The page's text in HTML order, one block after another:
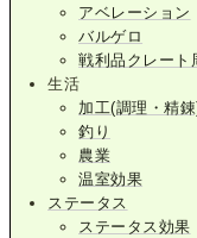
アベレーション
バルゲロ
戦利品クレート
生活
加工(調理・精
釣り
農業
温室効果
ステータス
ステータス効果